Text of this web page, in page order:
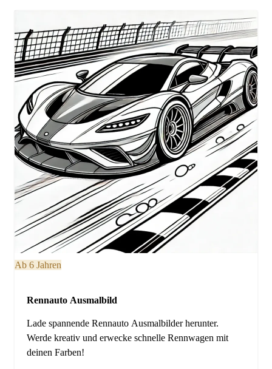
Ab 6 Jahren
Rennauto Ausmalbild
Lade spannende Rennauto Ausmalbilder herunter.
Werde kreativ und erwecke schnelle Rennwagen mit
deinen Farben!